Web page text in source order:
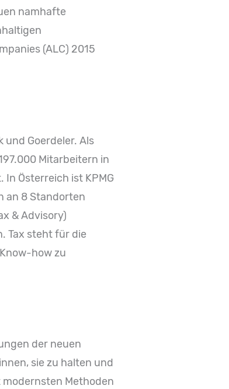
namhafte
(ALC) 2015
und Goerdeler. Als
Mitarbeitern in
Österreich ist KPMG
an 8 Standorten
& Advisory)
Tax steht für die
how zu
der neuen
sie zu halten und
Methoden